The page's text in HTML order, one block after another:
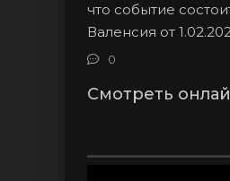
что событие
Валенсия от
0
Смотреть